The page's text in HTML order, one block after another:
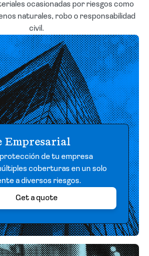
ocasionadas por riesgos como
naturales, robo o responsabilidad
civil.
Empresarial
protección de tu empresa
coberturas en un solo
a diversos riesgos.
Get a quote